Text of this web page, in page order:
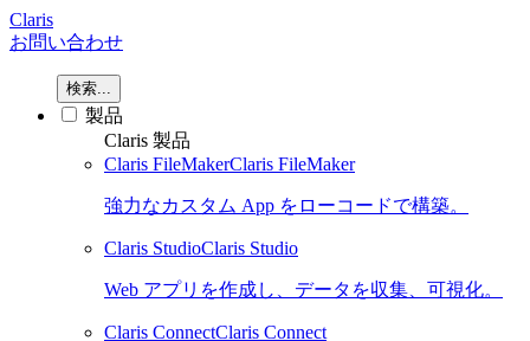
Claris
お問い合わせ
検索...
製品
Claris 製品
Claris FileMakerClaris FileMaker
強力なカスタム App をローコードで構築。
Claris StudioClaris Studio
Web アプリを作成し、データを収集、可視化。
Claris ConnectClaris Connect